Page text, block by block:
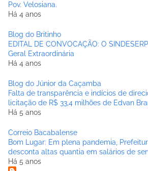
Pov. Velosiana.
Há 4 anos
Blog do Britinho
EDITAL DE CONVOCAÇÃO: O
Geral Extraordinária
Há 4 anos
Blog do Júnior da Caçamba
Falta de transparência e indícios de
licitação de R$ 33,4 milhões de Edvan
Há 5 anos
Correio Bacabalense
Bom Lugar: Em plena pandemia,
desconta altas quantia em salários de
Há 5 anos